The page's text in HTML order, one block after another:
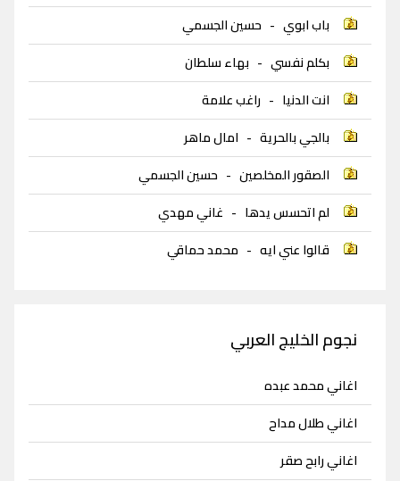
باب ابوي - حسين الجسمي
بكلم نفسي - بهاء سلطان
انت الدنيا - راغب علامة
بالجي بالحرية - امال ماهر
الصقور المخلصين - حسين الجسمي
لم اتحسس يدها - غاني مهدي
قالوا عني ايه - محمد حماقي
نجوم الخليج العربي
اغاني محمد عبده
اغاني طلال مداح
اغاني رابح صقر